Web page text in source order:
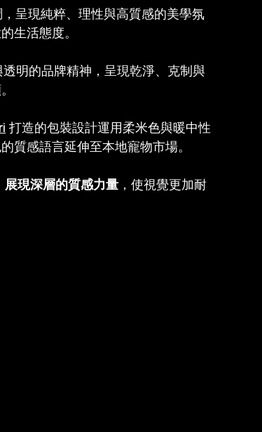
呈現純粹、理性與高質感的美學氛
生活態度。
明的品牌精神，呈現乾淨、克制與
打造的包裝設計運用柔米色與暖中性
質感語言延伸至本地寵物市場。
展現深層的質感力量 ，使視覺更加耐